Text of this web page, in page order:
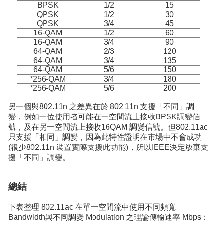
BPSK
1/2
15
QPSK
1/2
30
QPSK
3/4
45
16-QAM
1/2
60
16-QAM
3/4
90
64-QAM
2/3
120
64-QAM
3/4
135
64-QAM
5/6
150
*256-QAM
3/4
180
*256-QAM
5/6 200
另一個與802.11n 之差異在於 802.11n 支援「不同」調
變，例如一位使用者可能在一空間流上接收BPSK調變信
號，及在另一空間流上接收16QAM 調變信號。但802.11ac
只支援「相同」調變，因為此特性證明在市場中不會成功
(很少802.11n 裝置實際支援此功能)，所以IEEE決定放棄支
援「不同」調變。
總結
下表整理 802.11ac 在單一空間流中使用不同頻寬
Bandwidth與不同調變 Modulation 之理論傳輸速率 Mbps：